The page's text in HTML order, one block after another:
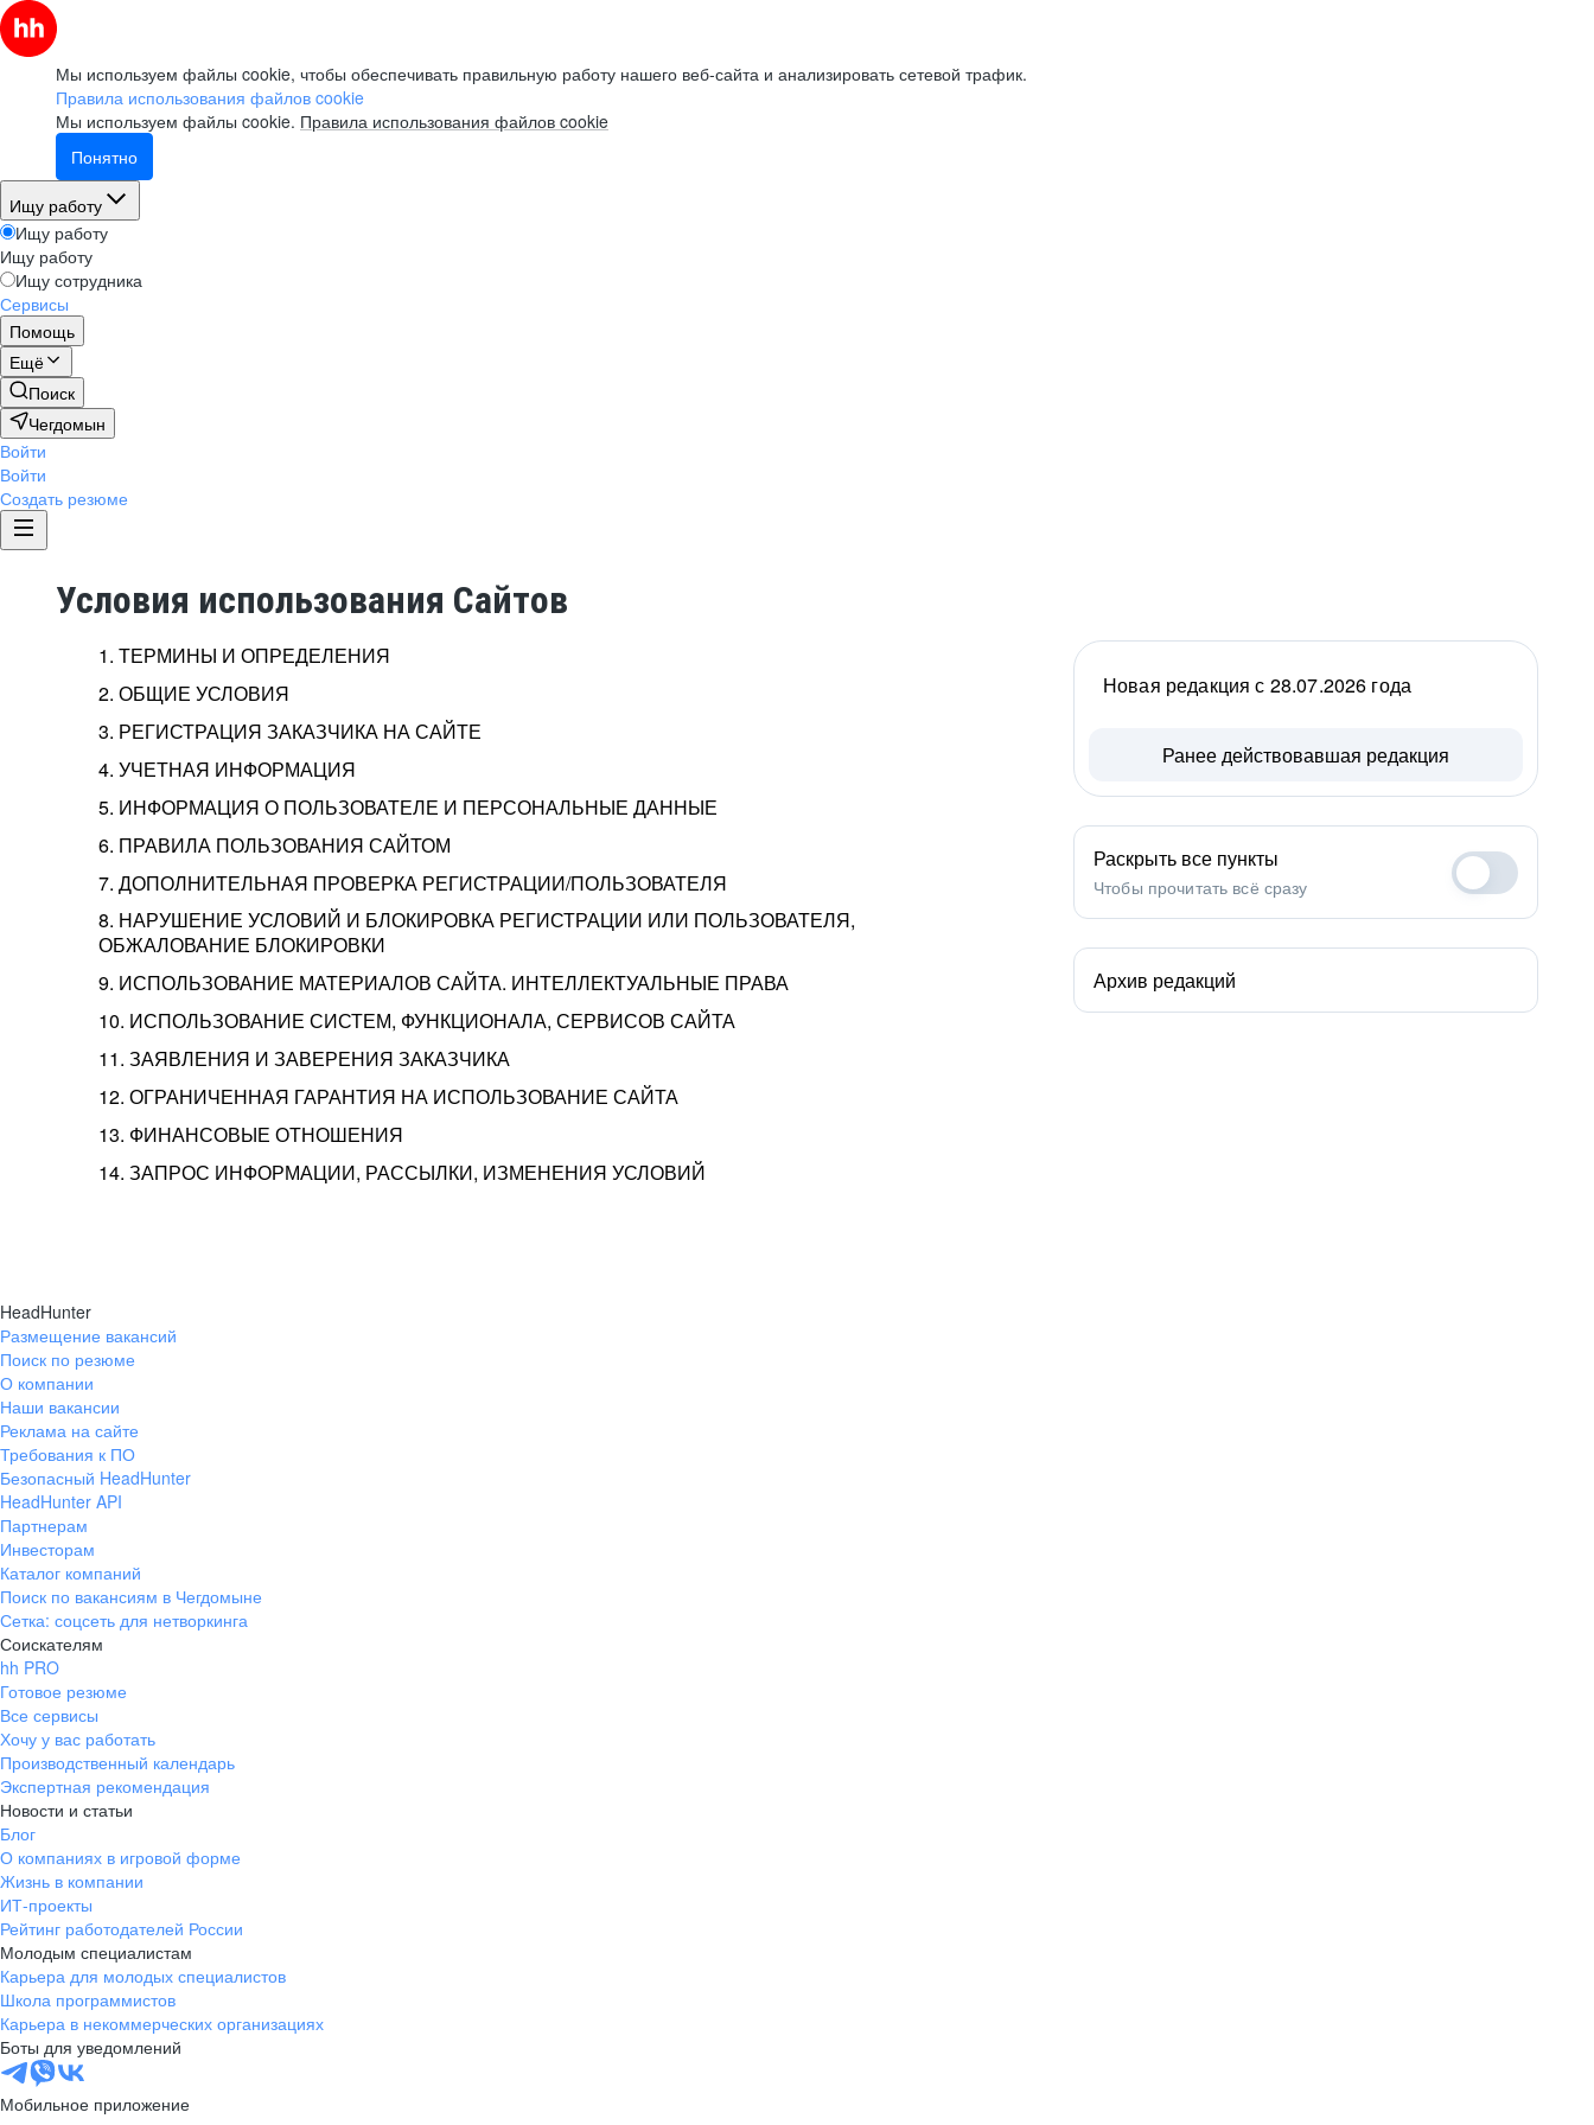
Мы используем файлы cookie, чтобы обеспечивать правильную работу нашего веб-сайта и анализировать сетевой трафик.
Правила использования файлов cookie
Мы используем файлы cookie. Правила использования файлов cookie
Понятно
Ищу работу
Ищу работу
Ищу работу
Ищу сотрудника
Сервисы
Помощь
Ещё
Поиск
Чегдомын
Войти
Войти
Создать резюме
Условия использования Сайтов
1. ТЕРМИНЫ И ОПРЕДЕЛЕНИЯ
2. ОБЩИЕ УСЛОВИЯ
3. РЕГИСТРАЦИЯ ЗАКАЗЧИКА НА САЙТЕ
4. УЧЕТНАЯ ИНФОРМАЦИЯ
5. ИНФОРМАЦИЯ О ПОЛЬЗОВАТЕЛЕ И ПЕРСОНАЛЬНЫЕ ДАННЫЕ
6. ПРАВИЛА ПОЛЬЗОВАНИЯ САЙТОМ
7. ДОПОЛНИТЕЛЬНАЯ ПРОВЕРКА РЕГИСТРАЦИИ/ПОЛЬЗОВАТЕЛЯ
8. НАРУШЕНИЕ УСЛОВИЙ И БЛОКИРОВКА РЕГИСТРАЦИИ ИЛИ ПОЛЬЗОВАТЕЛЯ,
ОБЖАЛОВАНИЕ БЛОКИРОВКИ
9. ИСПОЛЬЗОВАНИЕ МАТЕРИАЛОВ САЙТА. ИНТЕЛЛЕКТУАЛЬНЫЕ ПРАВА
10. ИСПОЛЬЗОВАНИЕ СИСТЕМ, ФУНКЦИОНАЛА, СЕРВИСОВ САЙТА
11. ЗАЯВЛЕНИЯ И ЗАВЕРЕНИЯ ЗАКАЗЧИКА
12. ОГРАНИЧЕННАЯ ГАРАНТИЯ НА ИСПОЛЬЗОВАНИЕ САЙТА
13. ФИНАНСОВЫЕ ОТНОШЕНИЯ
14. ЗАПРОС ИНФОРМАЦИИ, РАССЫЛКИ, ИЗМЕНЕНИЯ УСЛОВИЙ
Новая редакция с 28.07.2026 года
Ранее действовавшая редакция
Раскрыть все пункты
Чтобы прочитать всё сразу
Архив редакций
HeadHunter
Размещение вакансий
Поиск по резюме
О компании
Наши вакансии
Реклама на сайте
Требования к ПО
Безопасный HeadHunter
HeadHunter API
Партнерам
Инвесторам
Каталог компаний
Поиск по вакансиям в Чегдомыне
Сетка: соцсеть для нетворкинга
Соискателям
hh PRO
Готовое резюме
Все сервисы
Хочу у вас работать
Производственный календарь
Экспертная рекомендация
Новости и статьи
Блог
О компаниях в игровой форме
Жизнь в компании
ИТ-проекты
Рейтинг работодателей России
Молодым специалистам
Карьера для молодых специалистов
Школа программистов
Карьера в некоммерческих организациях
Боты для уведомлений
Мобильное приложение